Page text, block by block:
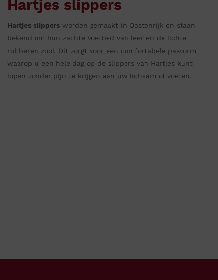
Hartjes slippers
Hartjes slippers worden gemaakt in Oostenrijk en staan
bekend om hun zachte voetbed van leer en de lichte
rubberen zool. Dit zorgt voor een comfortabele pasvorm
waarop u een hele dag op de slippers van Hartjes kunt
lopen zonder pijn te krijgen aan uw lichaam of voeten.